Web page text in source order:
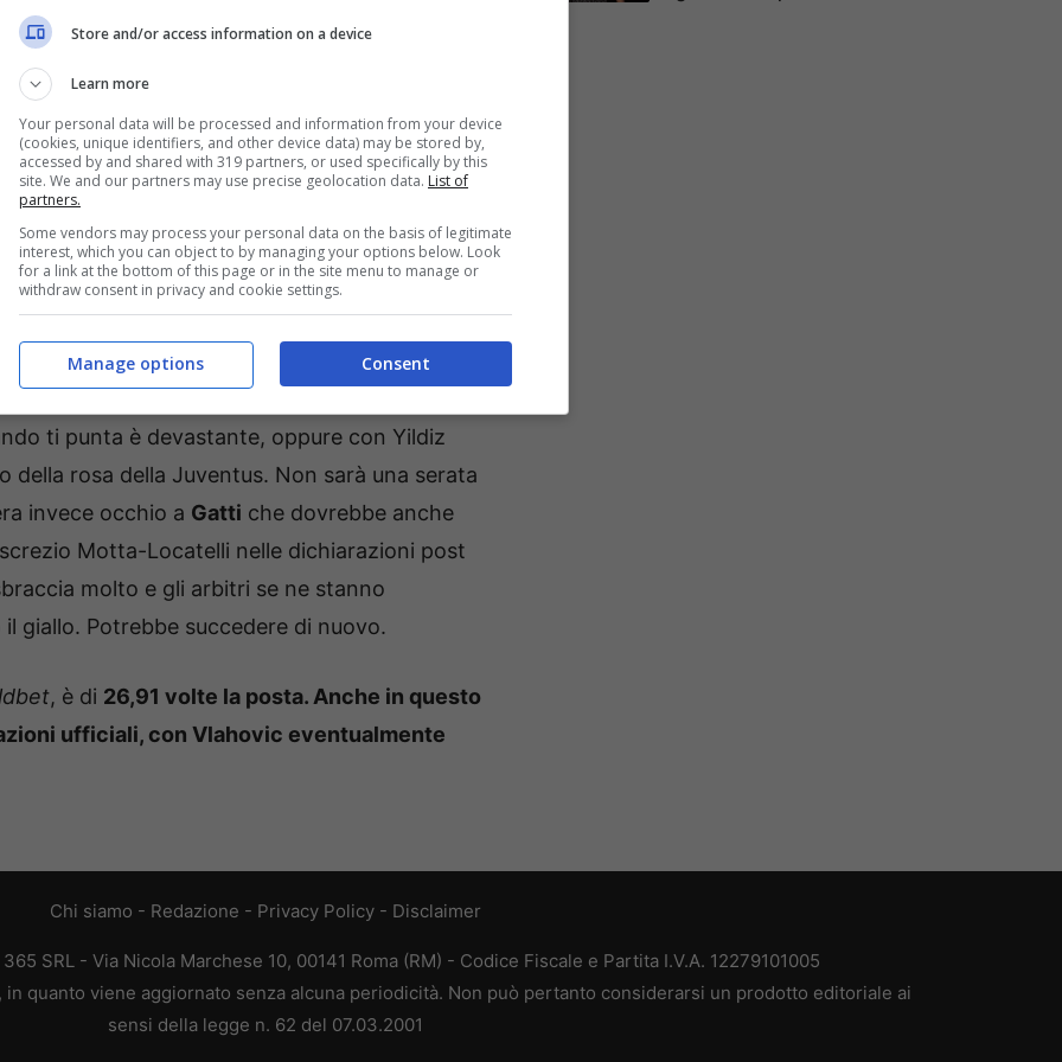
ecco le scelte
gol. E dobbiamo affidarci ancora aKolo
Ormai Motta ha deciso di far accomodare
si possa prendere una maglia da titolare. Il
minuto, pronto a sfruttare le sue
segnare.
adAugello
del Cagliari come prima
ne ha presi pochissimi di cartellini ma se la
ti punta è devastante, oppure con Yildiz
della rosa della Juventus. Non sarà una serata
invece occhio a Gatti che dovrebbe anche
Motta-Locatelli nelle dichiarazioni post
molto e gli arbitri se ne stanno
giallo. Potrebbe succedere di nuovo.
, è di 26,91 volte la posta. Anche in questo
ufficiali, con Vlahovic eventualmente
Chi siamo - Redazione - Privacy Policy - Disclaimer
SRL - Via Nicola Marchese 10, 00141 Roma (RM) - Codice Fiscale e Partita I.V.A. 12279101005
quanto viene aggiornato senza alcuna periodicità. Non può pertanto considerarsi un prodotto editoriale ai
sensi della legge n. 62 del 07.03.2001
Store and/or access information on a device
Learn more
Your personal data will be processed and information from your device
(cookies, unique identifiers, and other device data) may be stored by,
accessed by and shared with 319 partners, or used specifically by this
site. We and our partners may use precise geolocation data. List of
partners.
Some vendors may process your personal data on the basis of legitimate
interest, which you can object to by managing your options below. Look
for a link at the bottom of this page or in the site menu to manage or
withdraw consent in privacy and cookie settings.
Consent
Manage options